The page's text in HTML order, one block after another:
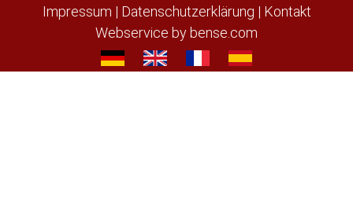
Impressum | Datenschutzerklärung | Kontakt
Webservice bybense.com